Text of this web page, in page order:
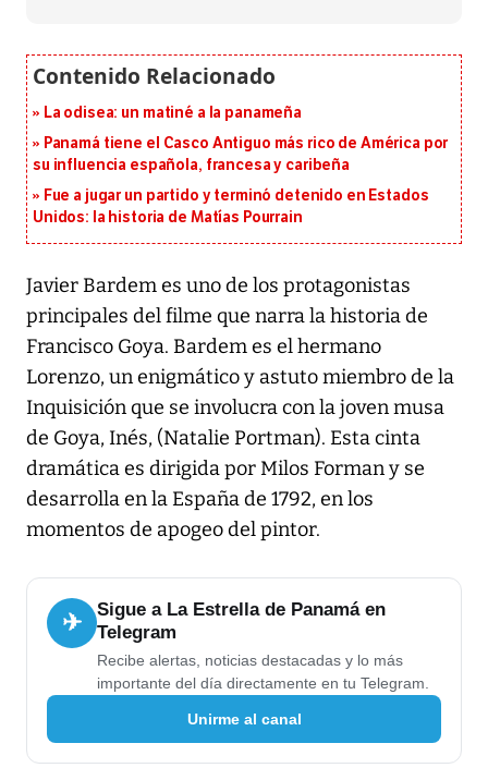
La odisea: un matiné a la panameña
Panamá tiene el Casco Antiguo más rico de América por
su influencia española, francesa y caribeña
Fue a jugar un partido y terminó detenido en Estados
Unidos: la historia de Matías Pourrain
Javier Bardem es uno de los protagonistas
principales del filme que narra la historia de
Francisco Goya. Bardem es el hermano
Lorenzo, un enigmático y astuto miembro de la
Inquisición que se involucra con la joven musa
de Goya, Inés, (Natalie Portman). Esta cinta
dramática es dirigida por Milos Forman y se
desarrolla en la España de 1792, en los
momentos de apogeo del pintor.
✈
Sigue a La Estrella de Panamá en
Telegram
Recibe alertas, noticias destacadas y lo más
importante del día directamente en tu Telegram.
Unirme al canal